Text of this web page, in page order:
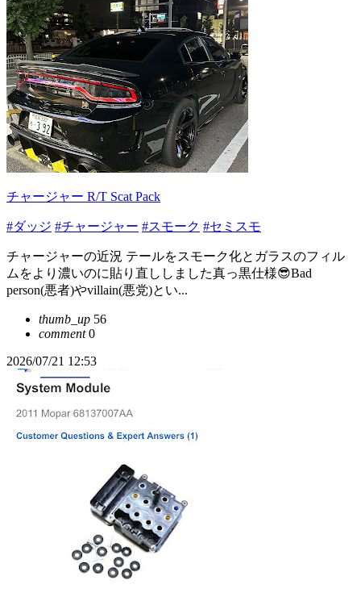
チャージャー R/T Scat Pack
#ダッジ #チャージャー #スモーク #セミスモ
チャージャーの近況 テールをスモーク化とガラスのフィル
ムをより濃いのに貼り直ししました真っ黒仕様😎Bad
person(悪者)やvillain(悪党)とい...
thumb_up 56
comment0
2026/07/21 12:53